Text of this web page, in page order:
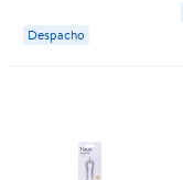
Despacho